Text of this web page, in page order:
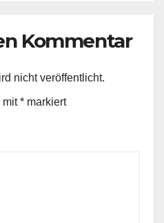
Kommentar
nicht veröffentlicht.
mit* markiert